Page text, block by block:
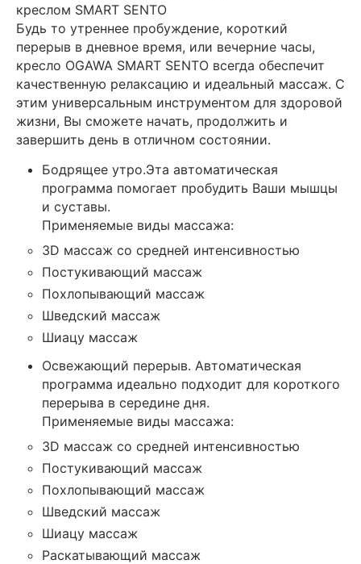
креслом SMART SENTO
Будь то утреннее пробуждение, короткий
перерыв в дневное время, или вечерние часы,
кресло OGAWA SMART SENTO всегда обеспечит
качественную релаксацию и идеальный массаж. С
этим универсальным инструментом для здоровой
жизни, Вы сможете начать, продолжить и
завершить день в отличном состоянии.
Бодрящее утро.Эта автоматическая
программа помогает пробудить Ваши мышцы
и суставы.
Применяемые виды массажа:
3D массаж со средней интенсивностью
Постукивающий массаж
Похлопывающий массаж
Шведский массаж
Шиацу массаж
Освежающий перерыв. Автоматическая
программа идеально подходит для короткого
перерыва в середине дня.
Применяемые виды массажа:
3D массаж со средней интенсивностью
Постукивающий массаж
Похлопывающий массаж
Шведский массаж
Шиацу массаж
Раскатывающий массаж